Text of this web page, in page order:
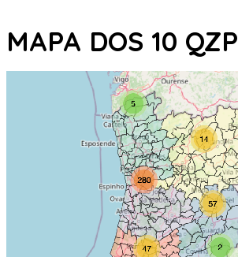
MAPA DOS 10 QZP